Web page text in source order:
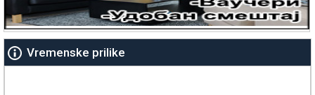
Vremenske prilike